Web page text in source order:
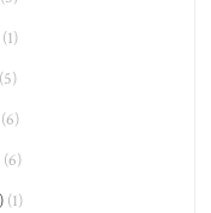
(6)
(1)